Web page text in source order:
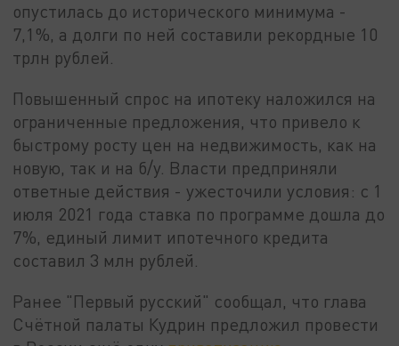
опустилась до исторического минимума -
7,1%, а долги по ней составили рекордные 10
трлн рублей.
Повышенный спрос на ипотеку наложился на
ограниченные предложения, что привело к
быстрому росту цен на недвижимость, как на
новую, так и на б/у. Власти предприняли
ответные действия - ужесточили условия: с 1
июля 2021 года ставка по программе дошла до
7%, единый лимит ипотечного кредита
составил 3 млн рублей.
Ранее "Первый русский" сообщал, что глава
Счётной палаты Кудрин предложил провести